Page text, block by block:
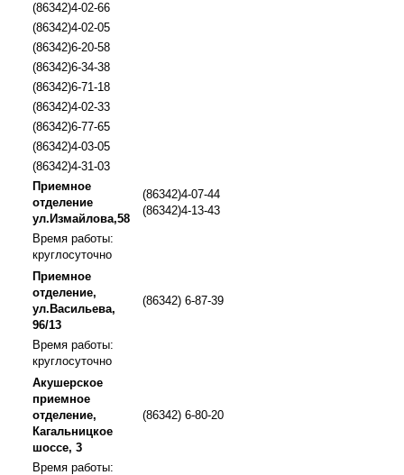
(86342)4-02-66
(86342)4-02-05
(86342)6-20-58
(86342)6-34-38
(86342)6-71-18
(86342)4-02-33
(86342)6-77-65
(86342)4-03-05
(86342)4-31-03
Приемное
отделение
ул.Измайлова,58
(86342)4-07-44
(86342)4-13-43
Время работы:
круглосуточно
Приемное
отделение,
ул.Васильева,
96/13
(86342) 6-87-39
Время работы:
круглосуточно
Акушерское
приемное
отделение,
Кагальницкое
шоссе, 3
(86342) 6-80-20
Время работы: